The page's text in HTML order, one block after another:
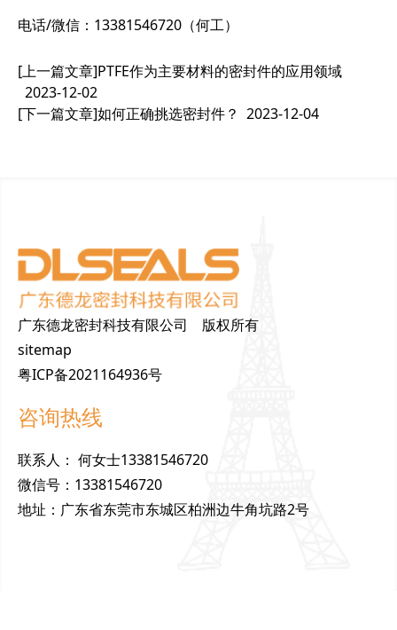
电话/微信：13381546720（何工）
[上一篇文章]PTFE作为主要材料的密封件的应用领域
2023-12-02
[下一篇文章]如何正确挑选密封件？ 2023-12-04
广东德龙密封科技有限公司 版权所有
sitemap
粤ICP备2021164936号
咨询热线
联系人 ： 何女士13381546720
微信号 ： 13381546720
地址 ： 广东省东莞市东城区柏洲边牛角坑路2号